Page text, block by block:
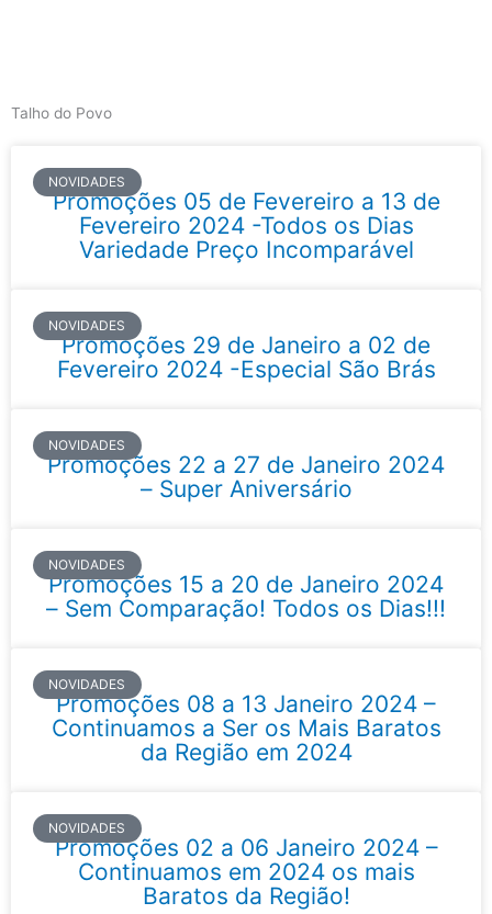
Talho do Povo
NOVIDADES
Promoções 05 de Fevereiro a 13 de
Fevereiro 2024 -Todos os Dias
Variedade Preço Incomparável
NOVIDADES
Promoções 29 de Janeiro a 02 de
Fevereiro 2024 -Especial São Brás
NOVIDADES
Promoções 22 a 27 de Janeiro 2024
– Super Aniversário
NOVIDADES
Promoções 15 a 20 de Janeiro 2024
– Sem Comparação! Todos os Dias!!!
NOVIDADES
Promoções 08 a 13 Janeiro 2024 –
Continuamos a Ser os Mais Baratos
da Região em 2024
NOVIDADES
Promoções 02 a 06 Janeiro 2024 –
Continuamos em 2024 os mais
Baratos da Região!